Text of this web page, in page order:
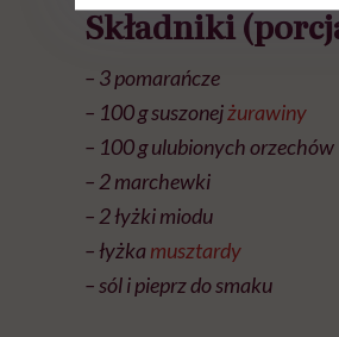
Składniki
– 3 pomarańcze
– 100 g suszonejżurawiny
– 100 g ulubionych orzechów
– 2 marchewki
– 2 łyżki miodu
– łyżka musztardy
– sól i pieprz do smaku